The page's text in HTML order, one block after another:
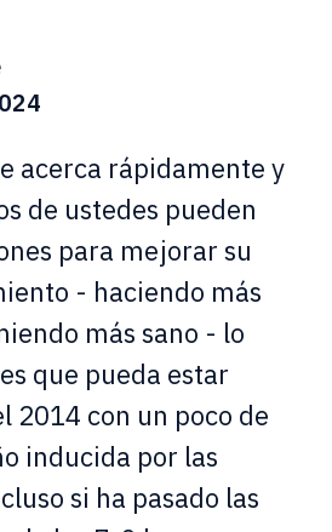
acerca rápidamente y
de ustedes pueden
para mejorar su
- haciendo más
más sano - lo
que pueda estar
2014 con un poco de
inducida por las
si ha pasado las